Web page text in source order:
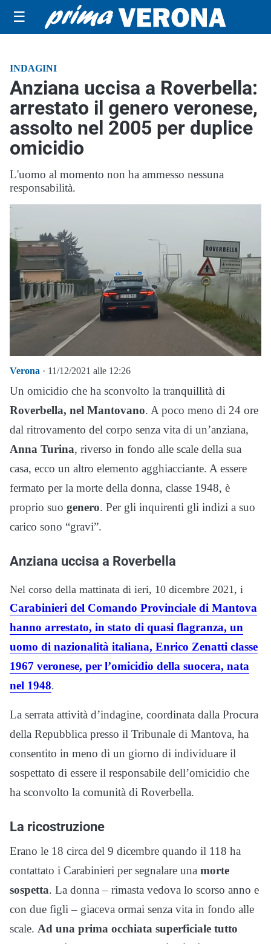
☰
INDAGINI
Anziana uccisa a Roverbella:
arrestato il genero veronese,
assolto nel 2005 per duplice
omicidio
L'uomo al momento non ha ammesso nessuna
responsabilità.
Verona · 11/12/2021 alle 12:26
Un omicidio che ha sconvolto la tranquillità di
Roverbella, nel Mantovano. A poco meno di 24 ore
dal ritrovamento del corpo senza vita di un’anziana,
Anna Turina, riverso in fondo alle scale della sua
casa, ecco un altro elemento agghiacciante. A essere
fermato per la morte della donna, classe 1948, è
proprio suo genero. Per gli inquirenti gli indizi a suo
carico sono “gravi”.
Anziana uccisa a Roverbella
Nel corso della mattinata di ieri, 10 dicembre 2021, i
Carabinieri del Comando Provinciale di Mantova
hanno arrestato, in stato di quasi flagranza, un
uomo di nazionalità italiana, Enrico Zenatti classe
1967 veronese, per l’omicidio della suocera, nata
nel 1948.
La serrata attività d’indagine, coordinata dalla Procura
della Repubblica presso il Tribunale di Mantova, ha
consentito in meno di un giorno di individuare il
sospettato di essere il responsabile dell’omicidio che
ha sconvolto la comunità di Roverbella.
La ricostruzione
Erano le 18 circa del 9 dicembre quando il 118 ha
contattato i Carabinieri per segnalare una morte
sospetta. La donna – rimasta vedova lo scorso anno e
con due figli – giaceva ormai senza vita in fondo alle
scale. Ad una prima occhiata superficiale tutto